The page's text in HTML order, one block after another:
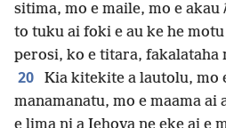
sitima, mo e maile, mo e akau
to tuku ai foki e au ke he
perosi, ko e titara, fakalataha
20
Kia kitekite a lautolu, mo
manamanatu, mo e maama